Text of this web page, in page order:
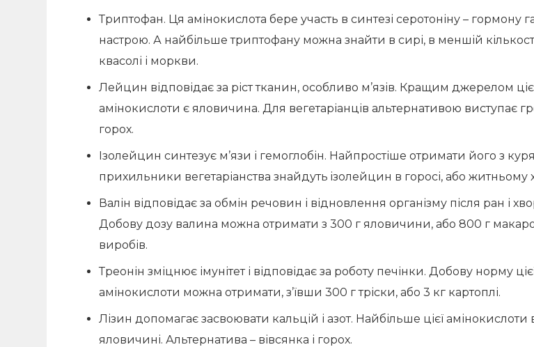
Триптофан. Ця амінокислота бере участь в синтезі серотоніну – гормону
настрою. А найбільше триптофану можна знайти в сирі, в меншій
квасолі і моркви.
Лейцин відповідає за ріст тканин, особливо м’язів. Кращим джерелом
амінокислоти є яловичина. Для вегетаріанців альтернативою виступає
горох.
Ізолейцин синтезує м’язи і гемоглобін. Найпростіше отримати його з
прихильники вегетаріанства знайдуть iзолейцин в горосі, або житньому
Валін відповідає за обмін речовин і відновлення організму після ран і
Добову дозу валина можна отримати з 300 г яловичини, або 800 г
виробів.
Треонін зміцнює імунітет і відповідає за роботу печінки. Добову норму
амінокислоти можна отримати, з’ївши 300 г тріски, або 3 кг картоплі.
Лізин допомагає засвоювати кальцій і азот. Найбільше цієї амінокислоти
яловичині. Альтернатива – вівсянка і горох.